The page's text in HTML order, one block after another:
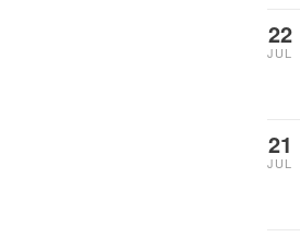
22
JUL
21
JUL